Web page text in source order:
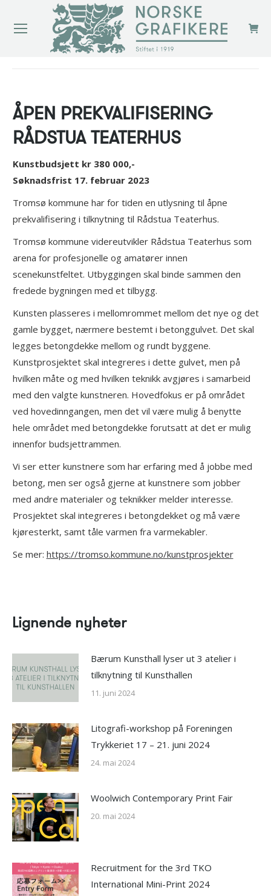
ÅPEN PREKVALIFISERING
RÅDSTUA TEATERHUS
Kunstbudsjett kr 380 000,-
Søknadsfrist 17. februar 2023
Tromsø kommune har for tiden en utlysning til åpne
prekvalifisering i tilknytning til Rådstua Teaterhus.
Tromsø kommune videreutvikler Rådstua Teaterhus som
arena for profesjonelle og amatører innen
scenekunstfeltet. Utbyggingen skal binde sammen den
fredede bygningen med et tilbygg.
Kunsten plasseres i mellomrommet mellom det nye og det
gamle bygget, nærmere bestemt i betonggulvet. Det skal
legges betongdekke mellom og rundt byggene.
Kunstprosjektet skal integreres i dette gulvet, men på
hvilken måte og med hvilken teknikk avgjøres i samarbeid
med den valgte kunstneren. Hovedfokus er på området
ved hovedinngangen, men det vil være mulig å benytte
hele området med betongdekke forutsatt at det er mulig
innenfor budsjettrammen.
Vi ser etter kunstnere som har erfaring med å jobbe med
betong, men ser også gjerne at kunstnere som jobber
med andre materialer og teknikker melder interesse.
Prosjektet skal integreres i betongdekket og må være
kjøresterkt, samt tåle varmen fra varmekabler.
Se mer: https://tromso.kommune.no/kunstprosjekter
Lignende nyheter
Bærum Kunsthall lyser ut 3 atelier i
tilknytning til Kunsthallen
11. juni 2024
Litografi-workshop på Foreningen
Trykkeriet 17 – 21. juni 2024
24. mai 2024
Woolwich Contemporary Print Fair
20. mai 2024
Recruitment for the 3rd TKO
International Mini-Print 2024